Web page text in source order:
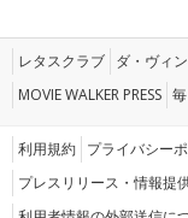
レタスクラブ ダ・ヴィ
MOVIE WALKER PRESS
利用規約 プライバシー
プレスリリース・情報提